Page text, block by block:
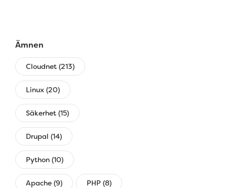
Ämnen
Cloudnet (213)
Linux (20)
Säkerhet (15)
Drupal (14)
Python (10)
Apache (9) PHP (8)